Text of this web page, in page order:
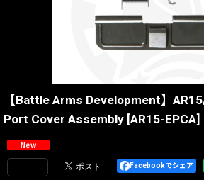
【Battle Arms Development】
Port Cover Assembly [AR15-EPCA]
Facebookでシェア